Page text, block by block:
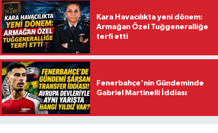
Kara Havacılıkta yeni dönem:
Armağan Özel Tuğgeneralliğe
terfi etti
Fenerbahçe'nin Gündeminde
Gabriel Martinelli İddiası